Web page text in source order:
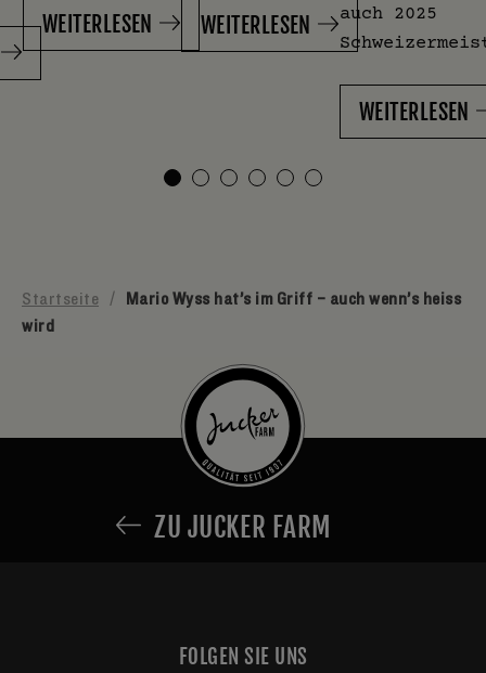
WEITERLESEN WEITERLESEN
auch 2025
WEITERLESEN
Startseite /
Mario Wyss hat’s im Griff – auch wenn’s heiss
wird
ZU JUCKER FARM
FOLGEN SIE UNS